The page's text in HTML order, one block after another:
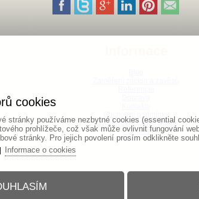
Obchodní podmínky
Ochrana osobních údajů
Cookies
cookies
stránky používáme nezbytné cookies (essential
prohlížeče, což však může ovlivnit fungování
stránky. Pro jejich povolení prosím odklikněte
Informace o cookies